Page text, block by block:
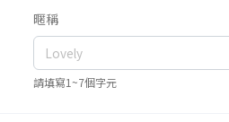
暱稱
請填寫1~7個字元